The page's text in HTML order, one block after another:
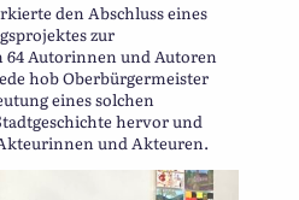
den Abschluss eines
zur
64 Autorinnen und Autoren
hob Oberbürgermeister
eines solchen
hervor und
und Akteuren.